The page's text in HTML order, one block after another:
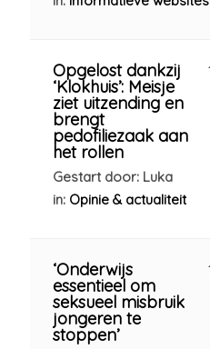
Opgelost dankzij
‘Klokhuis’: Meisje
ziet uitzending en
brengt
pedofiliezaak aan
het rollen
Gestart door: Luka
in: Opinie & actualiteit
‘Onderwijs
essentieel om
seksueel misbruik
jongeren te
stoppen’